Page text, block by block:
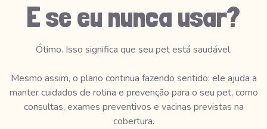
E se eu nunca usar?
Ótimo. Isso significa que seu pet está saudável.
Mesmo assim, o plano continua fazendo sentido: ele ajuda a
manter cuidados de rotina e prevenção para o seu pet, como
consultas, exames preventivos e vacinas previstas na
cobertura.